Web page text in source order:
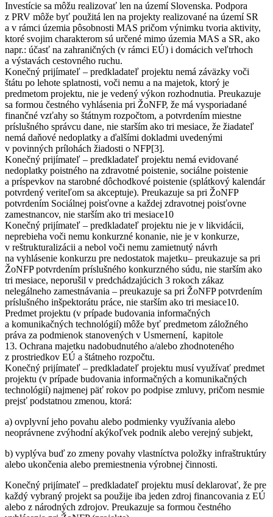
Investície sa môžu realizovať len na území Slovenska. Podpora
z PRV môže byť použitá len na projekty realizované na území SR
a v rámci územia pôsobnosti MAS pričom výnimku tvoria aktivity,
ktoré svojim charakterom sú určené mimo územia MAS a SR, ako
napr.: účasť na zahraničných (v rámci EÚ) i domácich veľtrhoch
a výstavách cestovného ruchu.
Konečný prijímateľ – predkladateľ projektu nemá záväzky voči
štátu po lehote splatnosti, voči nemu a na majetok, ktorý je
predmetom projektu, nie je vedený výkon rozhodnutia. Preukazuje
sa formou čestného vyhlásenia pri ŽoNFP, že má vysporiadané
finančné vzťahy so štátnym rozpočtom, a potvrdením miestne
príslušného správcu dane, nie starším ako tri mesiace, že žiadateľ
nemá daňové nedoplatky a ďalšími dokladmi uvedenými
v povinných prílohách žiadosti o NFP[3].
Konečný prijímateľ – predkladateľ projektu nemá evidované
nedoplatky poistného na zdravotné poistenie, sociálne poistenie
a príspevkov na starobné dôchodkové poistenie (splátkový kalendár
potvrdený veriteľom sa akceptuje). Preukazuje sa pri ŽoNFP
potvrdením Sociálnej poisťovne a každej zdravotnej poisťovne
zamestnancov, nie starším ako tri mesiace10
Konečný prijímateľ – predkladateľ projektu nie je v likvidácii,
neprebieha voči nemu konkurzné konanie, nie je v konkurze,
v reštrukturalizácii a nebol voči nemu zamietnutý návrh
na vyhlásenie konkurzu pre nedostatok majetku– preukazuje sa pri
ŽoNFP potvrdením príslušného konkurzného súdu, nie starším ako
tri mesiace, neporušil v predchádzajúcich 3 rokoch zákaz
nelegálneho zamestnávania – preukazuje sa pri ŽoNFP potvrdením
príslušného inšpektorátu práce, nie starším ako tri mesiace10.
Predmet projektu (v prípade budovania informačných
a komunikačných technológií) môže byť predmetom záložného
práva za podmienok stanovených v Usmernení, kapitole
13. Ochrana majetku nadobudnutého a/alebo zhodnoteného
z prostriedkov EÚ a štátneho rozpočtu.
Konečný prijímateľ – predkladateľ projektu musí využívať predmet
projektu (v prípade budovania informačných a komunikačných
technológií) najmenej päť rokov po podpise zmluvy, pričom nesmie
prejsť podstatnou zmenou, ktorá:
a) ovplyvní jeho povahu alebo podmienky využívania alebo
neoprávnene zvýhodní akýkoľvek podnik alebo verejný subjekt,
b) vyplýva buď zo zmeny povahy vlastníctva položky infraštruktúry
alebo ukončenia alebo premiestnenia výrobnej činnosti.
Konečný prijímateľ – predkladateľ projektu musí deklarovať, že pre
každý vybraný projekt sa použije iba jeden zdroj financovania z EÚ
alebo z národných zdrojov. Preukazuje sa formou čestného